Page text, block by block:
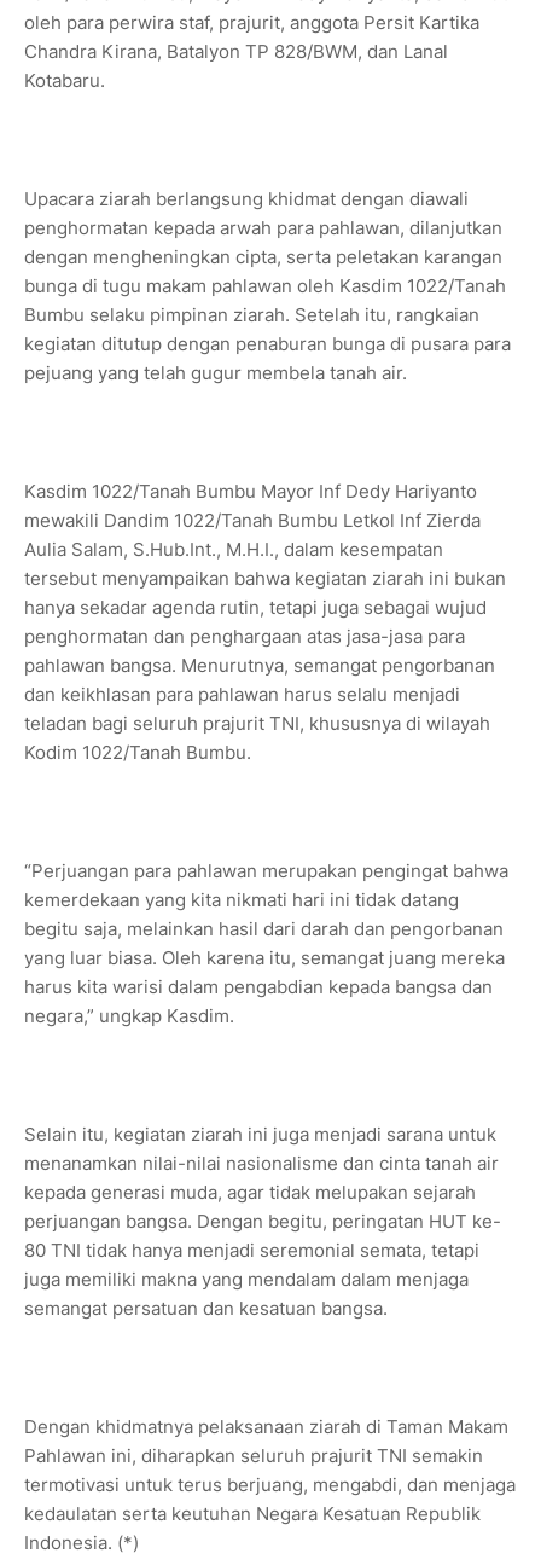
oleh para perwira staf, prajurit, anggota Persit Kartika
Chandra Kirana, Batalyon TP 828/BWM, dan Lanal
Kotabaru.
Upacara ziarah berlangsung khidmat dengan diawali
penghormatan kepada arwah para pahlawan, dilanjutkan
dengan mengheningkan cipta, serta peletakan karangan
bunga di tugu makam pahlawan oleh Kasdim 1022/Tanah
Bumbu selaku pimpinan ziarah. Setelah itu, rangkaian
kegiatan ditutup dengan penaburan bunga di pusara para
pejuang yang telah gugur membela tanah air.
Kasdim 1022/Tanah Bumbu Mayor Inf Dedy Hariyanto
mewakili Dandim 1022/Tanah Bumbu Letkol Inf Zierda
Aulia Salam, S.Hub.Int., M.H.I., dalam kesempatan
tersebut menyampaikan bahwa kegiatan ziarah ini bukan
hanya sekadar agenda rutin, tetapi juga sebagai wujud
penghormatan dan penghargaan atas jasa-jasa para
pahlawan bangsa. Menurutnya, semangat pengorbanan
dan keikhlasan para pahlawan harus selalu menjadi
teladan bagi seluruh prajurit TNI, khususnya di wilayah
Kodim 1022/Tanah Bumbu.
“Perjuangan para pahlawan merupakan pengingat bahwa
kemerdekaan yang kita nikmati hari ini tidak datang
begitu saja, melainkan hasil dari darah dan pengorbanan
yang luar biasa. Oleh karena itu, semangat juang mereka
harus kita warisi dalam pengabdian kepada bangsa dan
negara,” ungkap Kasdim.
Selain itu, kegiatan ziarah ini juga menjadi sarana untuk
menanamkan nilai-nilai nasionalisme dan cinta tanah air
kepada generasi muda, agar tidak melupakan sejarah
perjuangan bangsa. Dengan begitu, peringatan HUT ke-
80 TNI tidak hanya menjadi seremonial semata, tetapi
juga memiliki makna yang mendalam dalam menjaga
semangat persatuan dan kesatuan bangsa.
Dengan khidmatnya pelaksanaan ziarah di Taman Makam
Pahlawan ini, diharapkan seluruh prajurit TNI semakin
termotivasi untuk terus berjuang, mengabdi, dan menjaga
kedaulatan serta keutuhan Negara Kesatuan Republik
Indonesia. (*)